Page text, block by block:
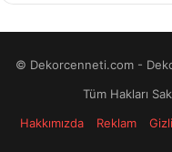
© Dekorcenneti.com -
Tüm Hakları
Hakkımızda
Reklam